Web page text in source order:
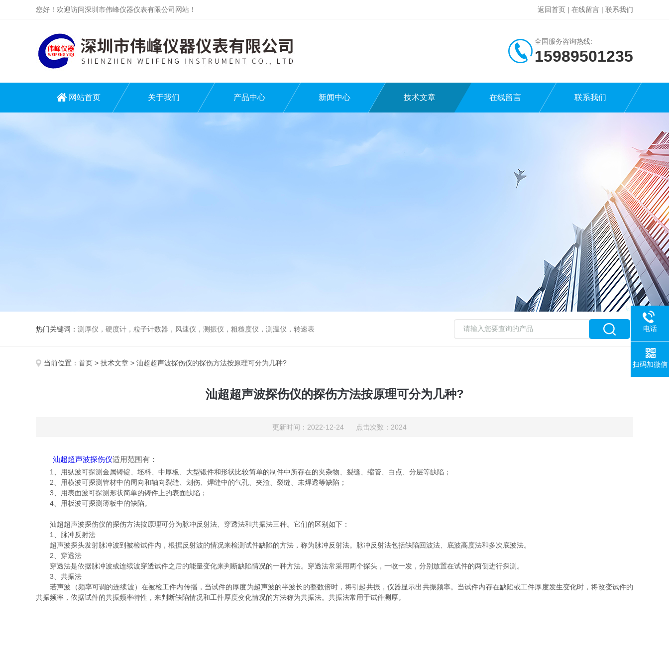
您好！欢迎访问深圳市伟峰仪器仪表有限公司网站！ 返回首页 | 在线留言 | 联系我们
全国服务咨询热线:
15989501235
网站首页 关于我们 产品中心 新闻中心 技术文章 在线留言 联系我们
热门关键词： 测厚仪，硬度计，粒子计数器，风速仪，测振仪，粗糙度仪，测温仪，转速表
当前位置： 首页 > 技术文章 > 汕超超声波探伤仪的探伤方法按原理可分为几种?
汕超超声波探伤仪的探伤方法按原理可分为几种?
更新时间：2022-12-24 点击次数：2024
汕超超声波探伤仪适用范围有：
1、用纵波可探测金属铸锭、坯料、中厚板、大型锻件和形状比较简单的制件中所存在的夹杂物、裂缝、缩管、白点、分层等缺陷；
2、用横波可探测管材中的周向和轴向裂缝、划伤、焊缝中的气孔、夹渣、裂缝、未焊透等缺陷；
3、用表面波可探测形状简单的铸件上的表面缺陷；
4、用板波可探测薄板中的缺陷。
汕超超声波探伤仪的探伤方法按原理可分为脉冲反射法、穿透法和共振法三种。它们的区别如下：
1、脉冲反射法
超声波探头发射脉冲波到被检试件内，根据反射波的情况来检测试件缺陷的方法，称为脉冲反射法。脉冲反射法包括缺陷回波法、底波高度法和多次底波法。
2、穿透法
穿透法是依据脉冲波或连续波穿透试件之后的能量变化来判断缺陷情况的一种方法。穿透法常采用两个探头，一收一发，分别放置在试件的两侧进行探测。
3、共振法
若声波（频率可调的连续波）在被检工件内传播，当试件的厚度为超声波的半波长的整数倍时，将引起共振，仪器显示出共振频率。当试件内存在缺陷或工件厚度发生变化时，将改变试件的
共振频率，依据试件的共振频率特性，来判断缺陷情况和工件厚度变化情况的方法称为共振法。共振法常用于试件测厚。
电话
扫码加微信